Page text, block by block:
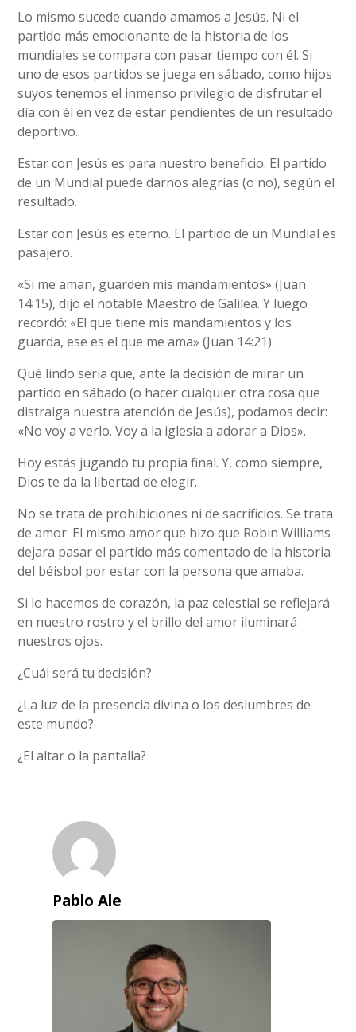
Lo mismo sucede cuando amamos a Jesús. Ni el
partido más emocionante de la historia de los
mundiales se compara con pasar tiempo con él. Si
uno de esos partidos se juega en sábado, como hijos
suyos tenemos el inmenso privilegio de disfrutar el
día con él en vez de estar pendientes de un resultado
deportivo.
Estar con Jesús es para nuestro beneficio. El partido
de un Mundial puede darnos alegrías (o no), según el
resultado.
Estar con Jesús es eterno. El partido de un Mundial es
pasajero.
«Si me aman, guarden mis mandamientos» (Juan
14:15), dijo el notable Maestro de Galilea. Y luego
recordó: «El que tiene mis mandamientos y los
guarda, ese es el que me ama» (Juan 14:21).
Qué lindo sería que, ante la decisión de mirar un
partido en sábado (o hacer cualquier otra cosa que
distraiga nuestra atención de Jesús), podamos decir:
«No voy a verlo. Voy a la iglesia a adorar a Dios».
Hoy estás jugando tu propia final. Y, como siempre,
Dios te da la libertad de elegir.
No se trata de prohibiciones ni de sacrificios. Se trata
de amor. El mismo amor que hizo que Robin Williams
dejara pasar el partido más comentado de la historia
del béisbol por estar con la persona que amaba.
Si lo hacemos de corazón, la paz celestial se reflejará
en nuestro rostro y el brillo del amor iluminará
nuestros ojos.
¿Cuál será tu decisión?
¿La luz de la presencia divina o los deslumbres de
este mundo?
¿El altar o la pantalla?
Pablo Ale